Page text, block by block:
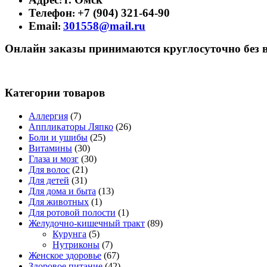
Телефон: +7 (904) 321-64-90
Email: 301558@mail.ru
Онлайн заказы принимаются круглосуточно без
Категории товаров
Аллергия (7)
Аппликаторы Ляпко (26)
Боли и ушибы (25)
Витамины (30)
Глаза и мозг (30)
Для волос (21)
Для детей (31)
Для дома и быта (13)
Для животных (1)
Для ротовой полости (1)
Желудочно-кишечный тракт (89)
Курунга (5)
Нутриконы (7)
Женское здоровье (67)